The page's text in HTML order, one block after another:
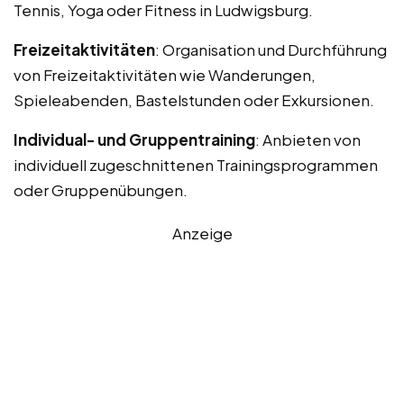
Tennis, Yoga oder Fitness in Ludwigsburg.
Freizeitaktivitäten: Organisation und Durchführung
von Freizeitaktivitäten wie Wanderungen,
Spieleabenden, Bastelstunden oder Exkursionen.
Individual- und Gruppentraining: Anbieten von
individuell zugeschnittenen Trainingsprogrammen
oder Gruppenübungen.
Anzeige